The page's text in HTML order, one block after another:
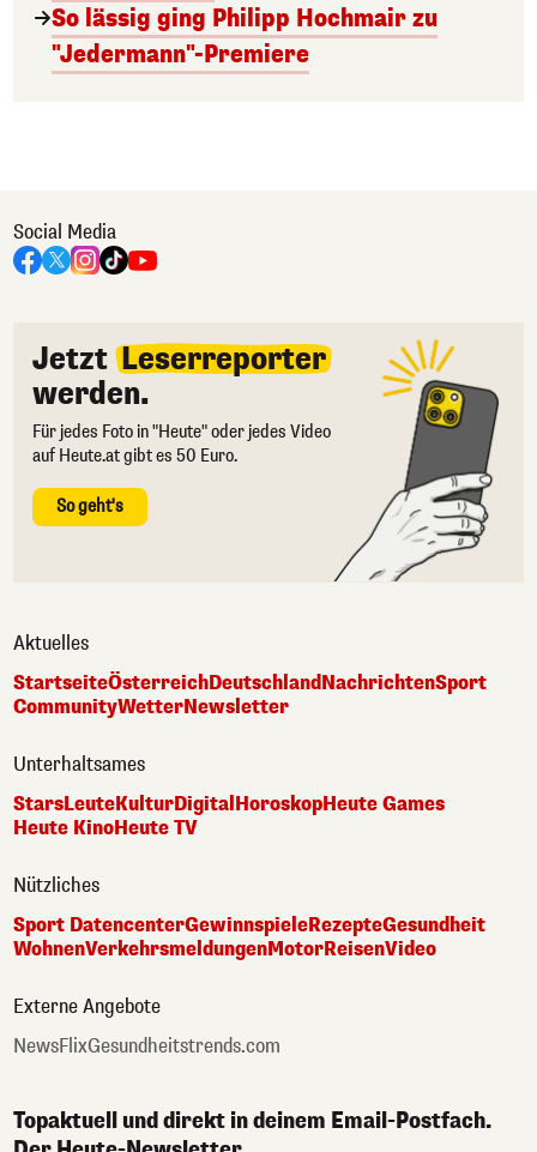
So lässig ging Philipp Hochmair zu
"Jedermann"-Premiere
Social Media
Jetzt Leserreporter
werden.
Für jedes Foto in "Heute" oder jedes Video
auf Heute.at gibt es 50 Euro.
So geht's
Aktuelles
StartseiteÖsterreichDeutschlandNachrichtenSport
CommunityWetterNewsletter
Unterhaltsames
StarsLeuteKulturDigital HoroskopHeute Games
Heute KinoHeute TV
Nützliches
Sport DatencenterGewinnspieleRezepteGesundheit
WohnenVerkehrsmeldungenMotorReisenVideo
Externe Angebote
NewsFlixGesundheitstrends.com
Topaktuell und direkt in deinem Email-Postfach.